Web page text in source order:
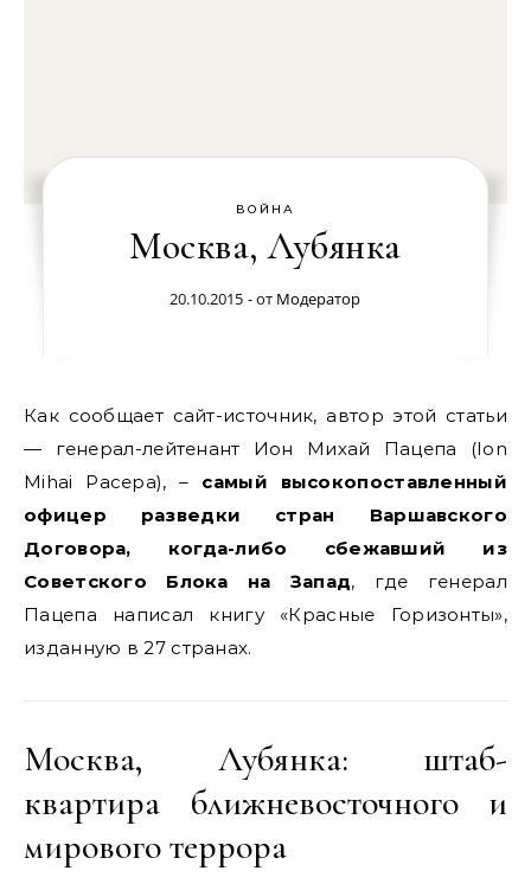
ВОЙНА
Москва, Лубянка
20.10.2015 - от Модератор
Как сообщает сайт-источник, автор этой статьи
— генерал-лейтенант Ион Михай Пацепа (Ion
Mihai Pacepa), – самый высокопоставленный
офицер разведки стран Варшавского
Договора, когда-либо сбежавший из
Советского Блока на Запад, где генерал
Пацепа написал книгу «Красные Горизонты»,
изданную в 27 странах.
Москва, Лубянка: штаб-
квартира ближневосточного и
мирового террора